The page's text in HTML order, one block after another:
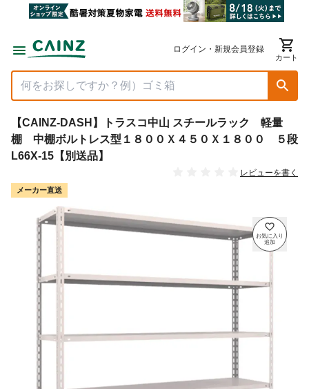
ログイン・新規会員登録
カート
【CAINZ-DASH】トラスコ中山 スチールラック 軽量
棚 中棚ボルトレス型１８００Ｘ４５０Ｘ１８００ ５段
L66X-15【別送品】
レビューを書く
メーカー直送